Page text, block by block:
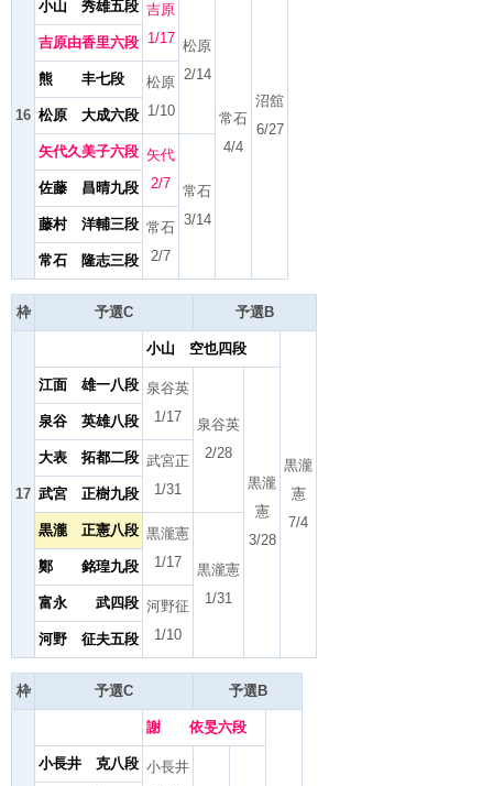
16
沼舘
6/27
小山 秀雄五段 吉原
1/17 松原
2/14
常石
4/4
吉原由香里六段
熊 丰七段
松原
1/10
松原 大成六段
矢代久美子六段 矢代
2/7
常石
3/14
佐藤 昌晴九段
藤村 洋輔三段 常石
2/7
常石 隆志三段
枠 予選C 予選B
17
小山 空也四段
黒瀧
憲
7/4
江面 雄一八段 泉谷英
1/17
泉谷英
2/28
黒瀧
憲
3/28
泉谷 英雄八段
大表 拓都二段 武宮正
1/31
武宮 正樹九段
黒瀧 正憲八段 黒瀧憲
1/17
黒瀧憲
1/31
鄭 銘瑝九段
富永 武四段 河野征
1/10
河野 征夫五段
枠 予選C 予選B
謝 依旻六段
小長井 克八段 小長井